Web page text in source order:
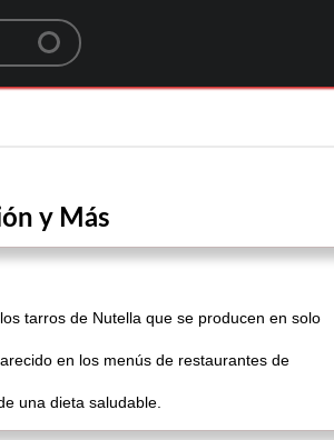
y Más
tarros de Nutella que se producen en solo
en los menús de restaurantes de
una dieta saludable.